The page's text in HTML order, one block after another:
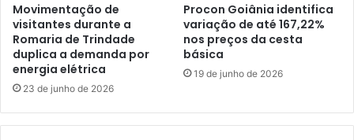
Movimentação de
visitantes durante a
Romaria de Trindade
duplica a demanda por
energia elétrica
23 de junho de 2026
Procon Goiânia identifica
variação de até 167,22%
nos preços da cesta
básica
19 de junho de 2026